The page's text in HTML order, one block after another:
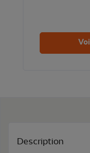
Description